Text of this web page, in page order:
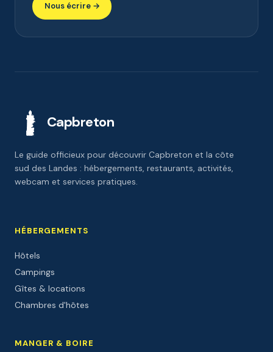
Nous écrire →
Capbreton
Le guide officieux pour découvrir Capbreton et la côte
sud des Landes : hébergements, restaurants, activités,
webcam et services pratiques.
HÉBERGEMENTS
Hôtels
Campings
Gîtes & locations
Chambres d'hôtes
MANGER & BOIRE